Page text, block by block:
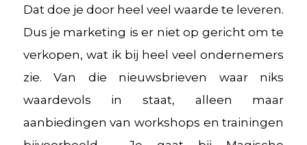
Dat doe je door heel veel waarde te leveren.
Dus je marketing is er niet op gericht om te
verkopen, wat ik bij heel veel ondernemers
zie. Van die nieuwsbrieven waar niks
waardevols in staat, alleen maar
aanbiedingen van workshops en trainingen